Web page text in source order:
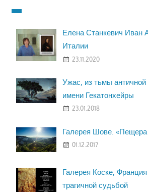
Елена Станкевич Иван
Италии
23.11.2020
Ужас, из тьмы
имени Гекатонхейры
23.01.2018
Галерея Шове.
01.12.2017
Галерея Коске,
трагичной судьбой